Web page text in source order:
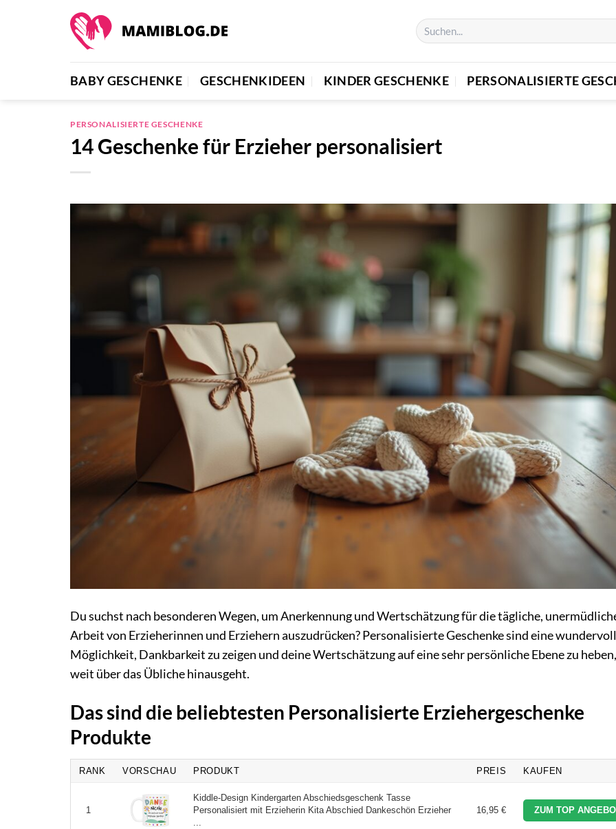
BABY GESCHENKE GESCHENKIDEEN KINDER GESCHENKE PERSONALISIERTE
PERSONALISIERTE GESCHENKE
14 Geschenke für Erzieher personalisiert
Du suchst nach besonderen Wegen, um Anerkennung und Wertschätzung für die tägliche,
Arbeit von Erzieherinnen und Erziehern auszudrücken? Personalisierte Geschenke sind eine
Möglichkeit, Dankbarkeit zu zeigen und deine Wertschätzung auf eine sehr persönliche Ebene zu
weit über das Übliche hinausgeht.
Das sind die beliebtesten Personalisierte Erziehergeschenke
Produkte
RANK VORSCHAU PRODUKT PREIS KAUFEN
1
Kiddle-Design Kindergarten Abschiedsgeschenk Tasse
Personalisiert mit Erzieherin Kita Abschied Dankeschön Erzieher
...
16,95 € ZUM TOP